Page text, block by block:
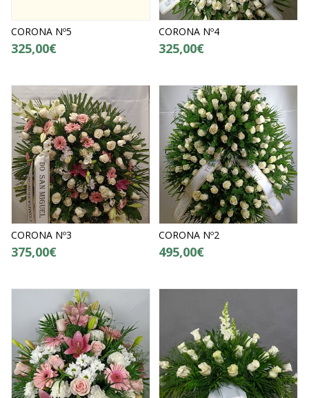
CORONA Nº5
325,00€
CORONA Nº4
325,00€
CORONA Nº3
375,00€
CORONA Nº2
495,00€